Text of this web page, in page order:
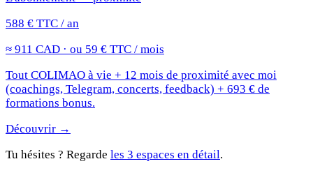
588 € TTC / an
≈ 911 CAD · ou 59 € TTC / mois
Tout COLIMAO à vie + 12 mois de proximité avec moi
(coachings, Telegram, concerts, feedback) + 693 € de
formations bonus.
Découvrir →
Tu hésites ? Regarde les 3 espaces en détail.